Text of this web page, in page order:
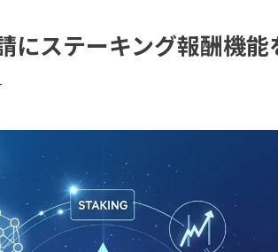
にステーキング報酬機能